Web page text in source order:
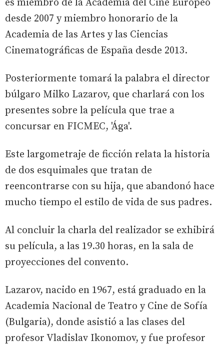
es miembro de la Academia del Cine Europeo
desde 2007 y miembro honorario de la
Academia de las Artes y las Ciencias
Cinematográficas de España desde 2013.
Posteriormente tomará la palabra el director
búlgaro Milko Lazarov, que charlará con los
presentes sobre la película que trae a
concursar en FICMEC, 'Ága'.
Este largometraje de ficción relata la historia
de dos esquimales que tratan de
reencontrarse con su hija, que abandonó hace
mucho tiempo el estilo de vida de sus padres.
Al concluir la charla del realizador se exhibirá
su película, a las 19.30 horas, en la sala de
proyecciones del convento.
Lazarov, nacido en 1967, está graduado en la
Academia Nacional de Teatro y Cine de Sofía
(Bulgaria), donde asistió a las clases del
profesor Vladislav Ikonomov, y fue profesor